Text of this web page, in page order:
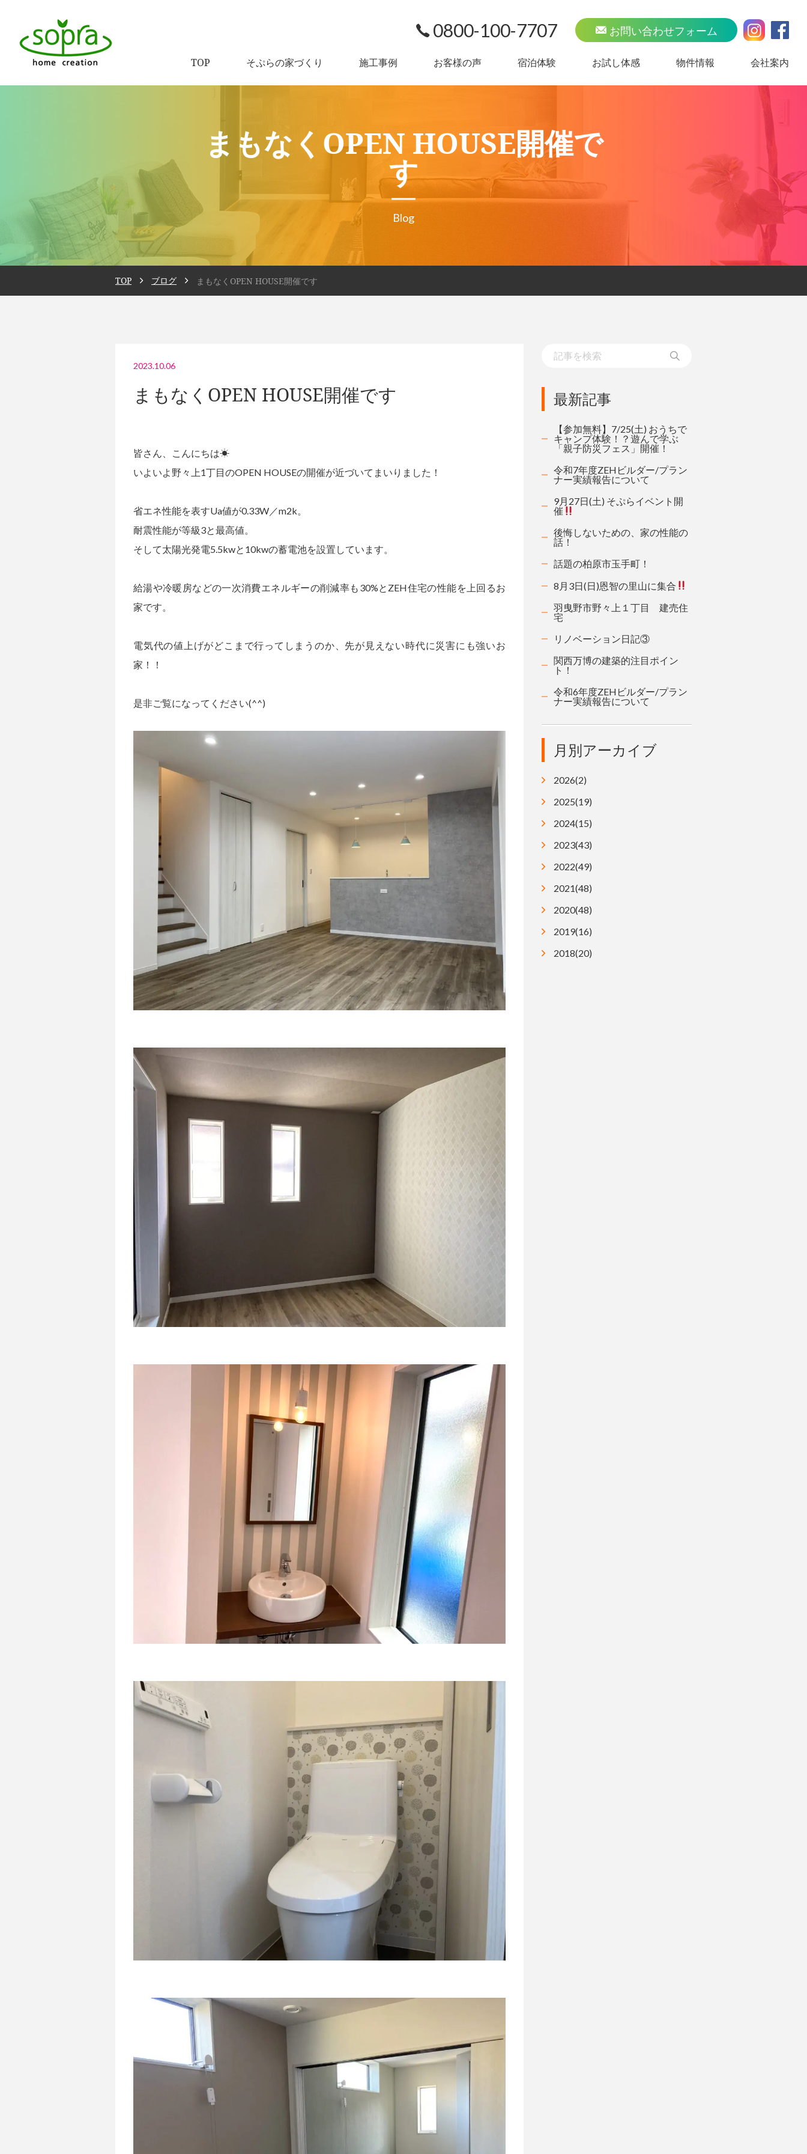
0800-100-7707 お問い合わせフォーム
TOP そぷらの家づくり 施工事例 お客様の声 宿泊体験 お試し体感 物件情報 会社案内
まもなくOPEN HOUSE開催で
す
Blog
TOP ブログ まもなくOPEN HOUSE開催です
2023.10.06
まもなくOPEN HOUSE開催です
皆さん、こんにちは☀
いよいよ野々上1丁目のOPEN HOUSEの開催が近づいてまいりました！
省エネ性能を表すUa値が0.33W／m2k。
耐震性能が等級3と最高値。
そして太陽光発電5.5kwと10kwの蓄電池を設置しています。
給湯や冷暖房などの一次消費エネルギーの削減率も30%とZEH住宅の性能を上回るお
家です。
電気代の値上げがどこまで行ってしまうのか、先が見えない時代に災害にも強いお
家！！
是非ご覧になってください(^^)
最新記事
【参加無料】7/25(土) おうちで
キャンプ体験！？遊んで学ぶ
「親子防災フェス」開催！
令和7年度ZEHビルダー/プラン
ナー実績報告について
9月27日(土) そぷらイベント開
催
後悔しないための、家の性能の
話！
話題の柏原市玉手町！
8月3日(日)恩智の里山に集合
羽曳野市野々上１丁目 建売住
宅
リノベーション日記③
関西万博の建築的注目ポイン
ト！
令和6年度ZEHビルダー/プラン
ナー実績報告について
月別アーカイブ
2026(2)
2025(19)
2024(15)
2023(43)
2022(49)
2021(48)
2020(48)
2019(16)
2018(20)